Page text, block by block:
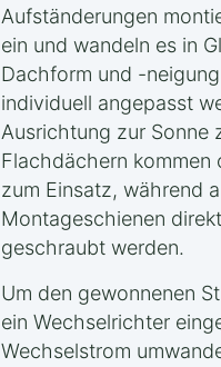
Aufständerungen
ein und wandeln es in
Dachform und -
individuell angepasst
Ausrichtung zur Sonne
Flachdächern
zum Einsatz, während
Montageschienen
geschraubt werden.
Um den gewonnenen
ein Wechselrichter
Wechselstrom